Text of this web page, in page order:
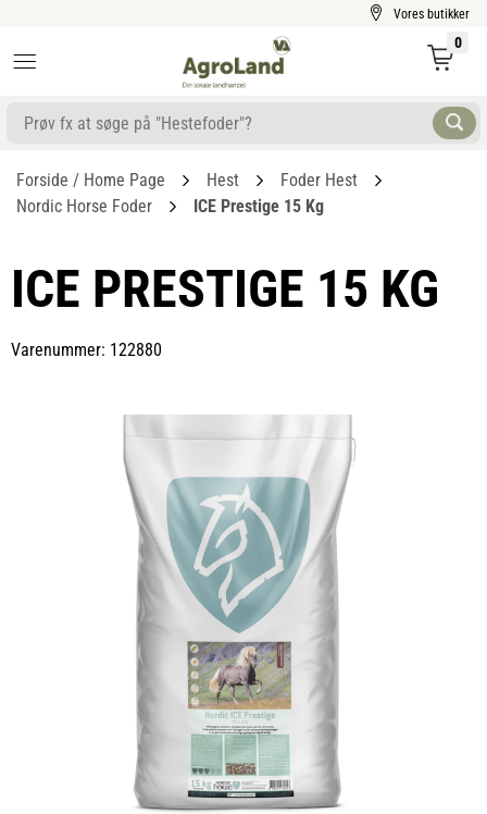
Vores butikker
0
Forside / Home Page Hest
Foder Hest
Nordic Horse Foder
ICE Prestige 15 Kg
ICE PRESTIGE 15 KG
Varenummer: 122880